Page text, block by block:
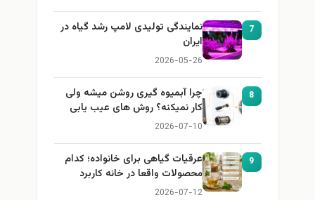
7
نمایندگی تولیدی لامپ رشد گیاه در
ایران
2026-05-26
8
چرا آبمیوه گیری روشن میشه ولی
کار نمیکنه؟ روش های عیب یابی
2026-07-10
9
عرقیات گیاهی برای خانواده؛ کدام
محصولات واقعا در خانه کاربرد
دارند؟
2026-07-12